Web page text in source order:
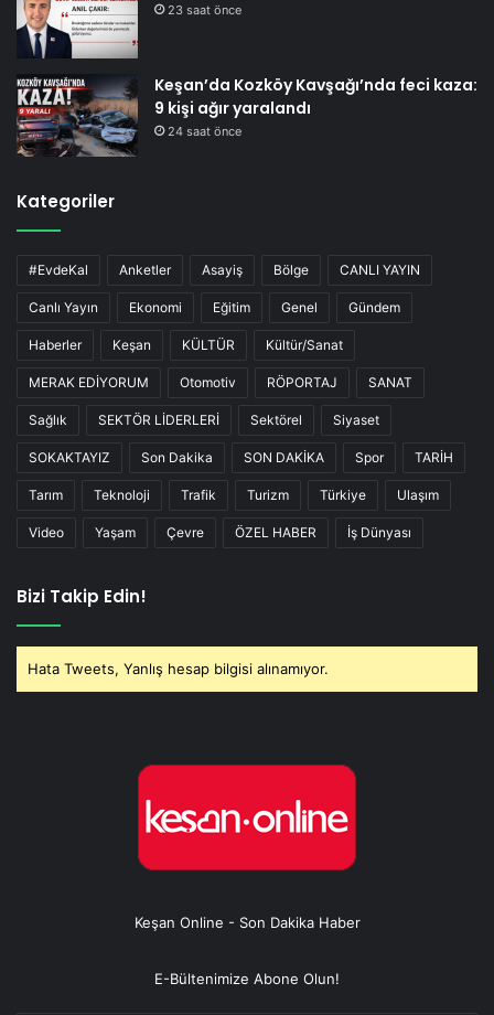
23 saat önce
Keşan’da Kozköy Kavşağı’nda feci kaza:
9 kişi ağır yaralandı
24 saat önce
Kategoriler
#EvdeKal Anketler Asayiş Bölge CANLI YAYIN
Canlı Yayın Ekonomi Eğitim Genel Gündem
Haberler Keşan KÜLTÜR Kültür/Sanat
MERAK EDİYORUM Otomotiv RÖPORTAJ SANAT
Sağlık SEKTÖR LİDERLERİ Sektörel Siyaset
SOKAKTAYIZ Son Dakika SON DAKİKA Spor TARİH
Tarım Teknoloji Trafik Turizm Türkiye Ulaşım
Video Yaşam Çevre ÖZEL HABER İş Dünyası
Bizi Takip Edin!
Hata Tweets, Yanlış hesap bilgisi alınamıyor.
Keşan Online - Son Dakika Haber
E-Bültenimize Abone Olun!